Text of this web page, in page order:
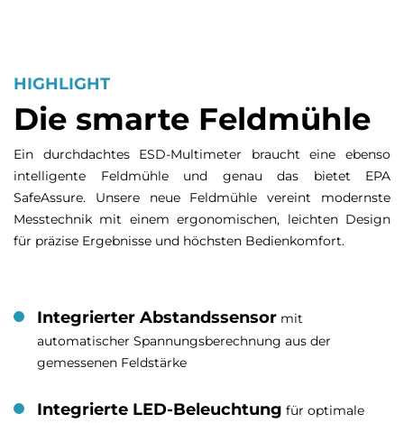
HIGHLIGHT
Die smarte Feldmühle
Ein durchdachtes ESD-Multimeter braucht eine ebenso
intelligente Feldmühle und genau das bietet EPA
SafeAssure. Unsere neue Feldmühle vereint modernste
Messtechnik mit einem ergonomischen, leichten Design
für präzise Ergebnisse und höchsten Bedienkomfort.
Integrierter Abstandssensor mit
automatischer Spannungsberechnung aus der
gemessenen Feldstärke
Integrierte LED-Beleuchtung für optimale